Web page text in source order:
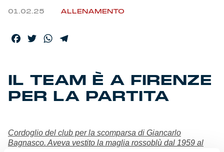
01.02.25 ALLENAMENTO
Facebook
TwitterWhatsApp
IL TEAM È A FIRENZE
PER LA PARTITA
Cordoglio del club per la scomparsa di Giancarlo
Bagnasco. Aveva vestito la maglia rossoblù dal 1959 al